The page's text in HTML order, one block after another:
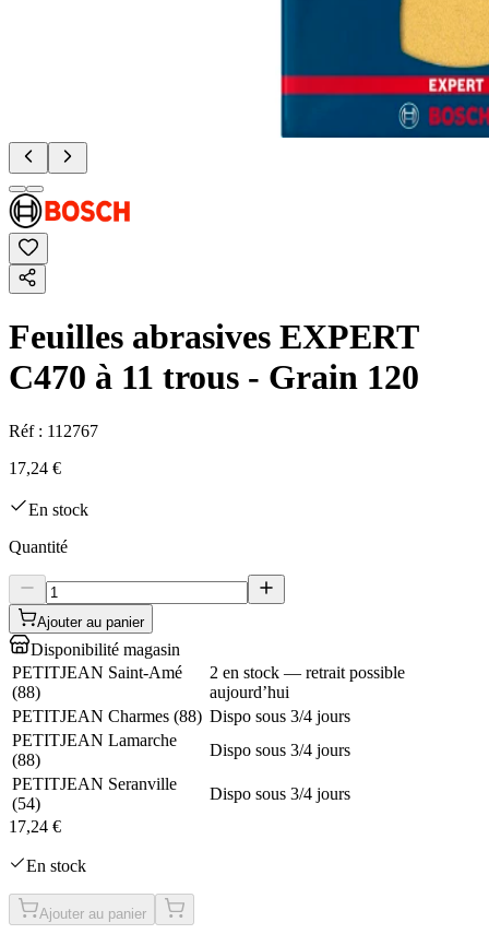
Feuilles abrasives EXPERT
C470 à 11 trous - Grain 120
Réf : 112767
17,24 €
En stock
Quantité
Ajouter au panier
Disponibilité magasin
PETITJEAN Saint-Amé
(88)
2 en stock — retrait possible
aujourd’hui
PETITJEAN Charmes (88) Dispo sous 3/4 jours
PETITJEAN Lamarche
(88)
Dispo sous 3/4 jours
PETITJEAN Seranville
(54)
Dispo sous 3/4 jours
17,24 €
En stock
Ajouter au panier